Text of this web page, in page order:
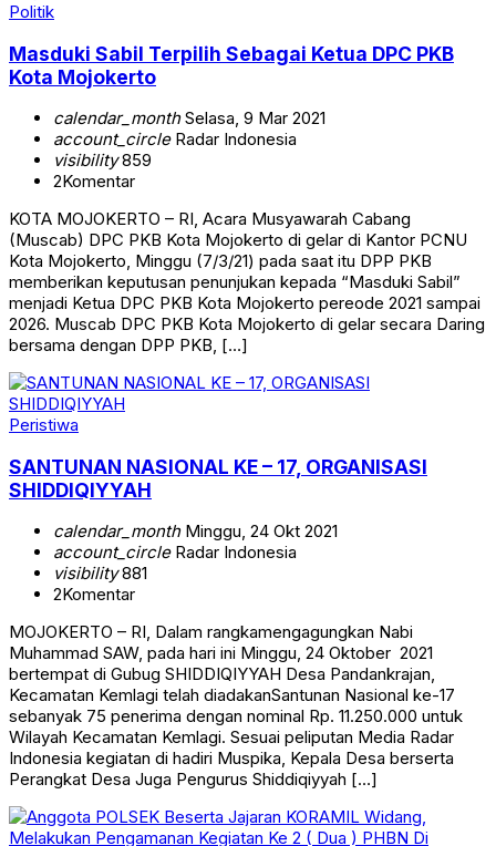
Politik
Masduki Sabil Terpilih Sebagai Ketua DPC PKB
Kota Mojokerto
calendar_monthSelasa, 9 Mar 2021
account_circleRadar Indonesia
visibility859
2Komentar
KOTA MOJOKERTO – RI, Acara Musyawarah Cabang
(Muscab) DPC PKB Kota Mojokerto di gelar di Kantor PCNU
Kota Mojokerto, Minggu (7/3/21) pada saat itu DPP PKB
memberikan keputusan penunjukan kepada “Masduki Sabil”
menjadi Ketua DPC PKB Kota Mojokerto pereode 2021 sampai
2026. Muscab DPC PKB Kota Mojokerto di gelar secara Daring
bersama dengan DPP PKB, […]
Peristiwa
SANTUNAN NASIONAL KE – 17, ORGANISASI
SHIDDIQIYYAH
calendar_monthMinggu, 24 Okt 2021
account_circleRadar Indonesia
visibility881
2Komentar
MOJOKERTO – RI, Dalam rangkamengagungkan Nabi
Muhammad SAW, pada hari ini Minggu, 24 Oktober 2021
bertempat di Gubug SHIDDIQIYYAH Desa Pandankrajan,
Kecamatan Kemlagi telah diadakanSantunan Nasional ke-17
sebanyak 75 penerima dengan nominal Rp. 11.250.000 untuk
Wilayah Kecamatan Kemlagi. Sesuai peliputan Media Radar
Indonesia kegiatan di hadiri Muspika, Kepala Desa berserta
Perangkat Desa Juga Pengurus Shiddiqiyyah […]